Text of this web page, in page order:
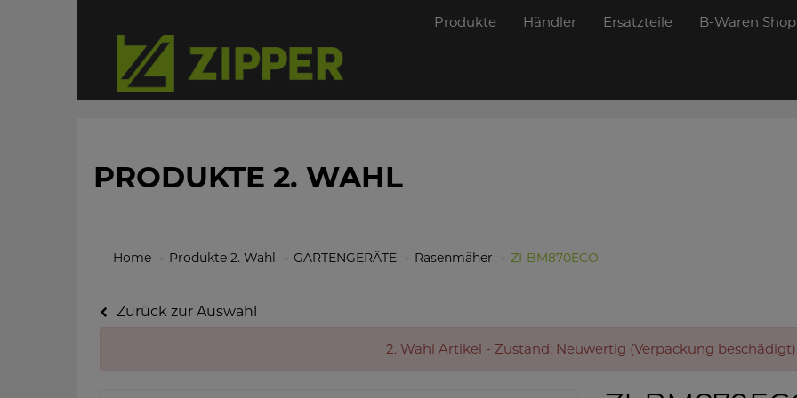
Produkte Händler Ersatzteile B-Waren Shop
PRODUKTE 2. WAHL
Home Produkte 2. Wahl GARTENGERÄTE Rasenmäher ZI-BM870ECO
Zurück zur Auswahl
2. Wahl Artikel - Zustand: Neuwertig (Verpackung beschädigt)